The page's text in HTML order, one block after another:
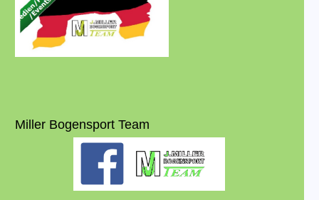
Miller Bogensport Team